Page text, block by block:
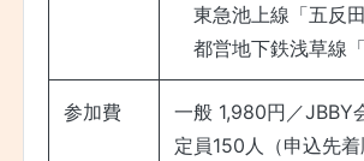
東急池上線「五反田
都営地下鉄浅草線
参加費
一般 1,980円／JBBY
定員150人（申込先着